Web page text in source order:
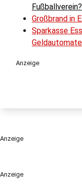
Anzeige
Fußballverein?
Großbrand in
Sparkasse
Anzeige
Anzeige